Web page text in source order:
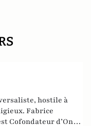
hostile à
Fabrice
Cofondateur d’On